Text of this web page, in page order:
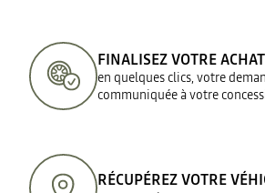
FINALISEZ VOTRE
en quelques clics, votre
communiquée à votre
RÉCUPÉREZ VOTRE